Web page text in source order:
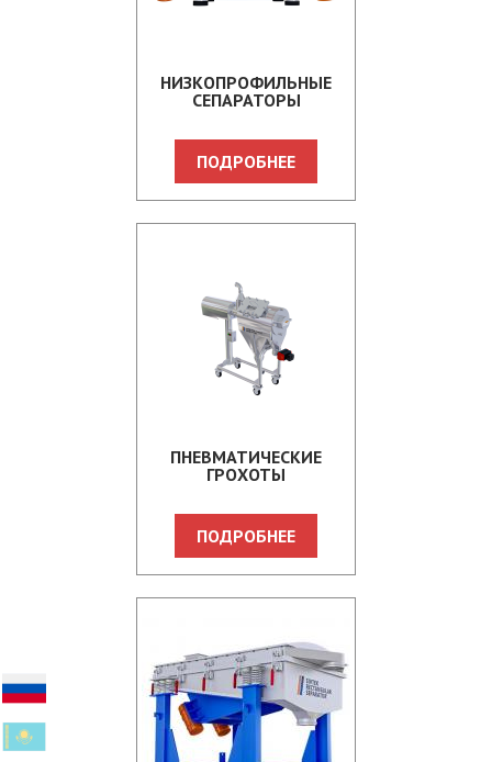
НИЗКОПРОФИЛЬНЫЕ
СЕПАРАТОРЫ
ПОДРОБНЕЕ
ПНЕВМАТИЧЕСКИЕ
ГРОХОТЫ
ПОДРОБНЕЕ